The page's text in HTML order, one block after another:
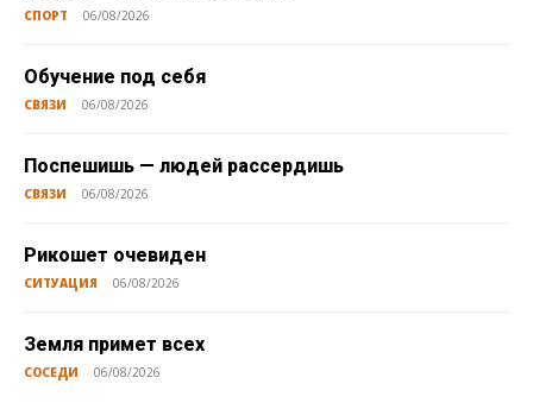
СПОРТ 06/08/2026
Обучение под себя
СВЯЗИ 06/08/2026
Поспешишь — людей рассердишь
СВЯЗИ 06/08/2026
Рикошет очевиден
СИТУАЦИЯ 06/08/2026
Земля примет всех
СОСЕДИ 06/08/2026